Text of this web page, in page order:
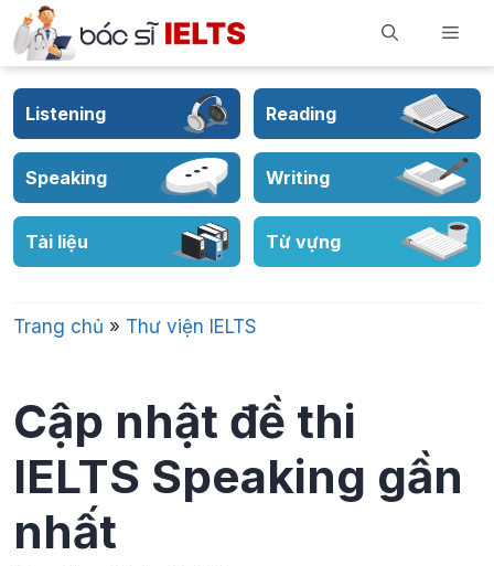
Skip
to
content
Listening Reading
Speaking Writing
Tài liệu Từ vựng
Trang chủ » Thư viện IELTS
Cập nhật đề thi
IELTS Speaking gần
nhất